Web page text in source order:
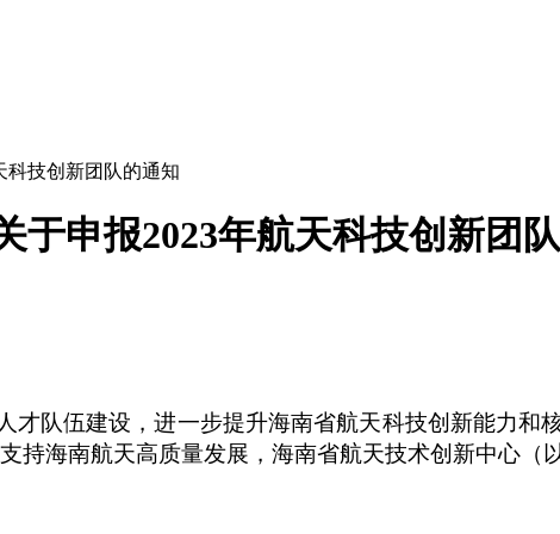
科技创新团队的通知
于申报2023年航天科技创新团
才队伍建设，进一步提升海南省航天科技创新能力和
持海南航天高质量发展，海南省航天技术创新中心（